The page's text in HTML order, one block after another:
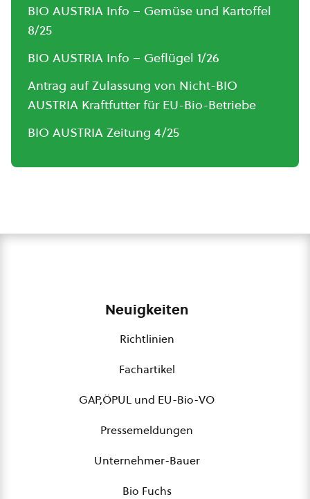
BIO AUSTRIA Info – Gemüse und Kartoffel
8/25
BIO AUSTRIA Info – Geflügel 1/26
Antrag auf Zulassung von Nicht-BIO
AUSTRIA Kraftfutter für EU-Bio-Betriebe
BIO AUSTRIA Zeitung 4/25
Neuigkeiten
Richtlinien
Fachartikel
GAP,ÖPUL und EU-Bio-VO
Pressemeldungen
Unternehmer-Bauer
Bio Fuchs